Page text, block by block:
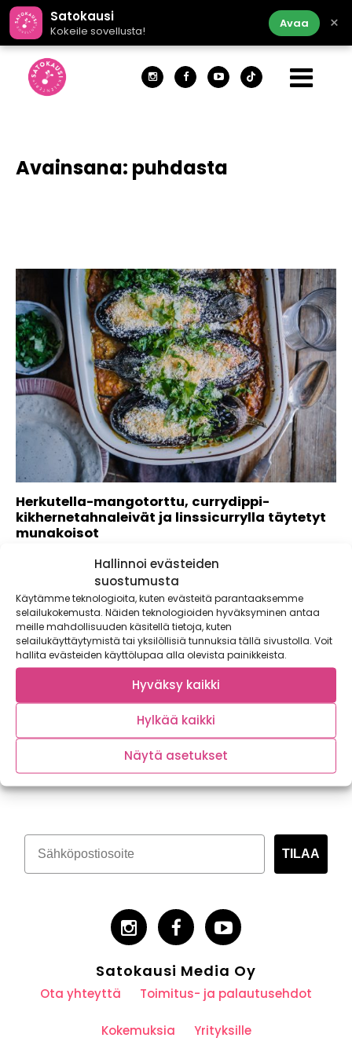
Hallinnoi evästeiden
suostumusta
Käytämme teknologioita, kuten evästeitä parantaaksemme
selailukokemusta. Näiden teknologioiden hyväksyminen antaa
meille mahdollisuuden käsitellä tietoja, kuten
selailukäyttäytymistä tai yksilöllisiä tunnuksia tällä sivustolla. Voit
hallita evästeiden käyttölupaa alla olevista painikkeista.
Hyväksy kaikki
Hylkää kaikki
Näytä asetukset
Satokausi
Kokeile sovellusta!
Avaa ×
Avainsana: puhdasta
Herkutella-mangotorttu, currydippi-
kikhernetahnaleivät ja linssicurrylla täytetyt
munakoisot
Kaupallinen yhteistyö: Foodin Maukas arki syntyy pienistä
teoista ja yksinkertaisista valinnoista. Arkisemmatkin ateriat
Tilaa kasvispitoinen uutiskirje
TILAA
Satokausi Media Oy
Ota yhteyttä Toimitus- ja palautusehdot
Kokemuksia Yrityksille